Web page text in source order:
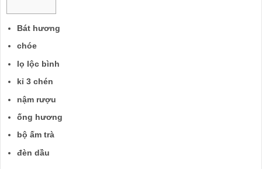
Bát hương
chóe
lọ lộc bình
kỉ 3 chén
nậm rượu
ống hương
bộ ấm trà
đèn dầu